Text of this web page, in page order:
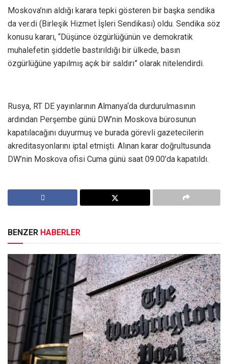
Moskova’nın aldığı karara tepki gösteren bir başka sendika
da ver.di (Birleşik Hizmet İşleri Sendikası) oldu. Sendika söz
konusu kararı, “Düşünce özgürlüğünün ve demokratik
muhalefetin şiddetle bastırıldığı bir ülkede, basın
özgürlüğüne yapılmış açık bir saldırı” olarak nitelendirdi.
Rusya, RT DE yayınlarının Almanya‘da durdurulmasının
ardından Perşembe günü DW’nin Moskova bürosunun
kapatılacağını duyurmuş ve burada görevli gazetecilerin
akreditasyonlarını iptal etmişti. Alınan karar doğrultusunda
DW’nin Moskova ofisi Cuma günü saat 09.00’da kapatıldı.
BENZER HABERLER